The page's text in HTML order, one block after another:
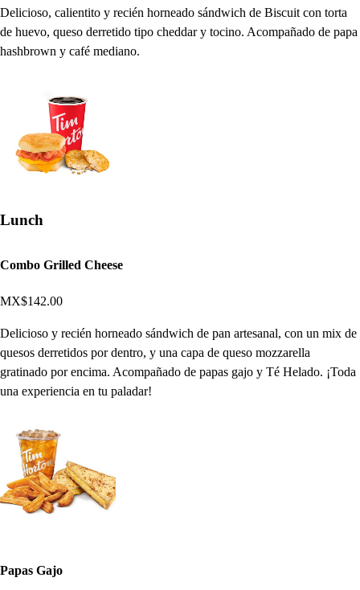
Delicioso, calientito y recién horneado sándwich de Biscuit con torta
de huevo, queso derretido tipo cheddar y tocino. Acompañado de papa
hashbrown y café mediano.
Lunch
Combo Grilled Cheese
MX$142.00
Delicioso y recién horneado sándwich de pan artesanal, con un mix de
quesos derretidos por dentro, y una capa de queso mozzarella
gratinado por encima. Acompañado de papas gajo y Té Helado. ¡Toda
una experiencia en tu paladar!
Papas Gajo